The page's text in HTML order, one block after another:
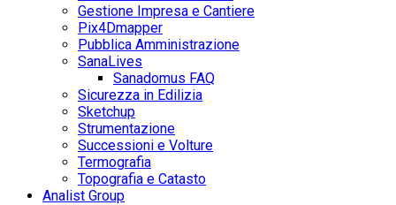
Gestione Impresa e Cantiere
Pix4Dmapper
Pubblica Amministrazione
SanaLives
Sanadomus FAQ
Sicurezza in Edilizia
Sketchup
Strumentazione
Successioni e Volture
Termografia
Topografia e Catasto
Analist Group